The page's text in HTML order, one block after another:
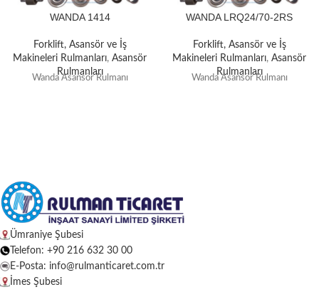
WANDA 1414
Forklift, Asansör ve İş
Makineleri Rulmanları, Asansör
Rulmanları
Wanda Asansör Rulmanı
WANDA LRQ24/70-2RS
Forklift, Asansör ve İş
Makineleri Rulmanları, Asansör
Rulmanları
Wanda Asansör Rulmanı
Ümraniye Şubesi
Telefon: +90 216 632 30 00
E-Posta: info@rulmanticaret.com.tr
İmes Şubesi